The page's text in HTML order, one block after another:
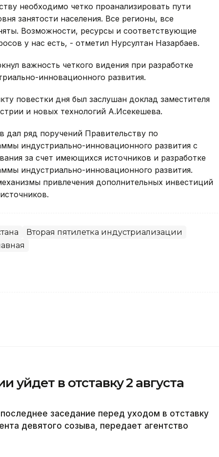
необходимо четко проанализировать пути
занятости населения. Все регионы, все
Возможности, ресурсы и соответствующие
у нас есть, - отметил Нурсултан Назарбаев.
важность четкого видения при разработке
инновационного развития.
повестки дня был заслушан доклад заместителя
и новых технологий А.Исекешева.
дал ряд поручений Правительству по
индустриально-инновационного развития с
за счет имеющихся источников и разработке
индустриально-инновационного развития.
привлечения дополнительных инвестиций
Вторая пятилетка индустриализации
уйдет в отставку 2 августа
заседание перед уходом в отставку
девятого созыва, передает агентство